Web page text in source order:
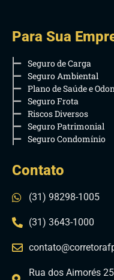
Para Sua
Seguro de Carga
Seguro Ambiental
Plano de Saúde e
Seguro Frota
Riscos Diversos
Seguro Patrimonial
Seguro Condomínio
Contato
(31) 98298-1005
(31) 3643-1000
Rua dos Aimorés